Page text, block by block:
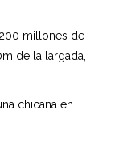
millones de
de la largada,
chicana en